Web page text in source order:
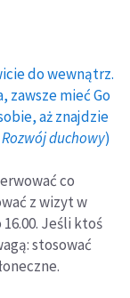
do wewnątrz.
zawsze mieć Go
aż znajdzie
Rozwój duchowy)
co
z wizyt w
Jeśli ktoś
stosować